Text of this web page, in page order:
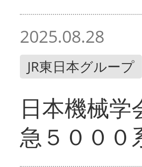
2025.08.28
JR東日本グループ
日本機械
急５０００